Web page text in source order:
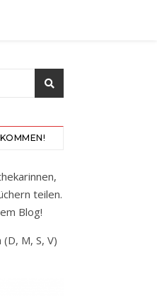
teilen.
Blog!
M, S, V)